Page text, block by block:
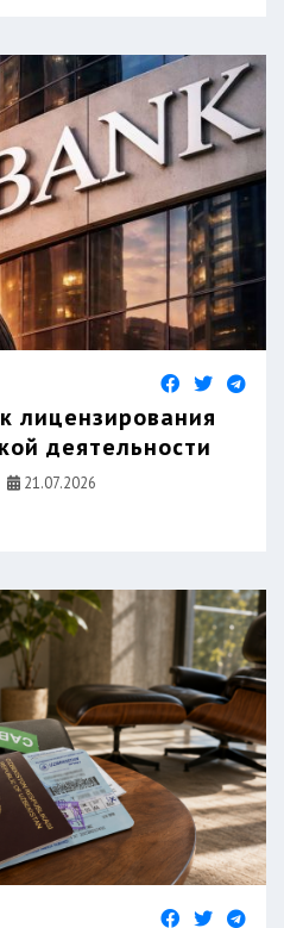
лицензирования
деятельности
21.07.2026